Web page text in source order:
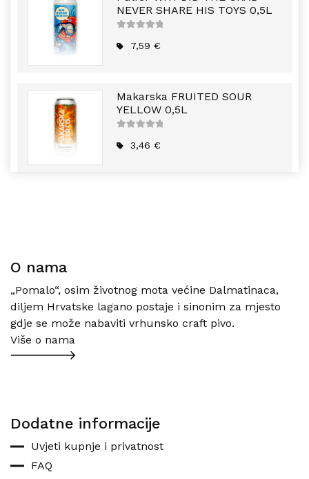
NEVER SHARE HIS TOYS 0,5L
5
7,59€
Makarska FRUITED SOUR
YELLOW 0,5L
5
3,46€
O nama
„Pomalo“, osim životnog mota većine Dalmatinaca,
diljem Hrvatske lagano postaje i sinonim za mjesto
gdje se može nabaviti vrhunsko craft pivo.
Više o nama
Dodatne informacije
Uvjeti kupnje i privatnost
FAQ